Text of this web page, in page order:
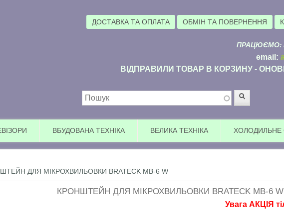
ДОСТАВКА ТА ОПЛАТА ОБМІН ТА ПОВЕРНЕННЯ
ПРАЦЮЄМО:
email:
ВІДПРАВИЛИ ТОВАР В КОРЗИНУ -
Пошукова форма
ВБУДОВАНА ТЕХНІКА ВЕЛИКА ТЕХНІКА ХОЛОДИЛЬНЕ
ДЛЯ МІКРОХВИЛЬОВКИ BRATECK MB-6 W
КРОНШТЕЙН ДЛЯ МІКРОХВИЛЬОВКИ BRATECK MB-6 W
Увага АКЦІЯ